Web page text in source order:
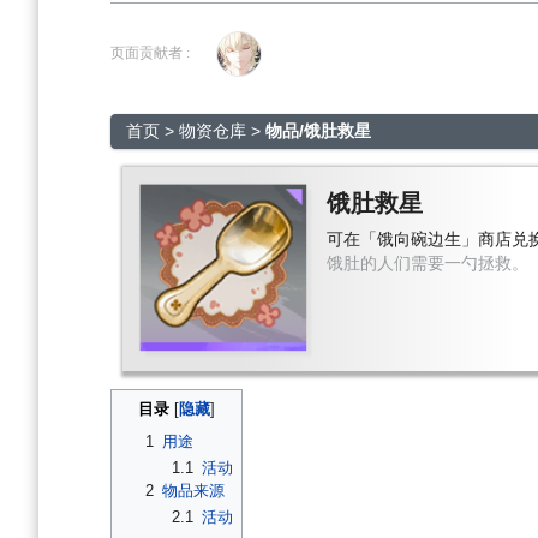
到
到
页面贡献者 :
首页 > 物资仓库 > 物品/饿肚救星
饿肚救星
可在「饿向碗边生」商店兑
饿肚的人们需要一勺拯救。
目录
1
用途
1.1 活动
2 物品来源
2.1
活动